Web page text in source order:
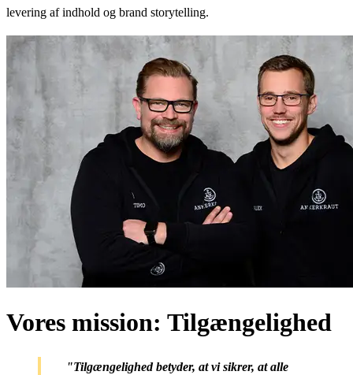
levering af indhold og brand storytelling.
Vores mission: Tilgængelighed
"Tilgængelighed betyder, at vi sikrer, at alle